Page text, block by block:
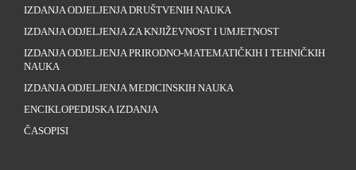
IZDANJA ODJELJENJA DRUŠTVENIH NAUKA
IZDANJA ODJELJENJA ZA KNJIŽEVNOST I UMJETNOST
IZDANJA ODJELJENJA PRIRODNO-MATEMATIČKIH I TEHNIČKIH
NAUKA
IZDANJA ODJELJENJA MEDICINSKIH NAUKA
ENCIKLOPEDIJSKA IZDANJA
ČASOPISI